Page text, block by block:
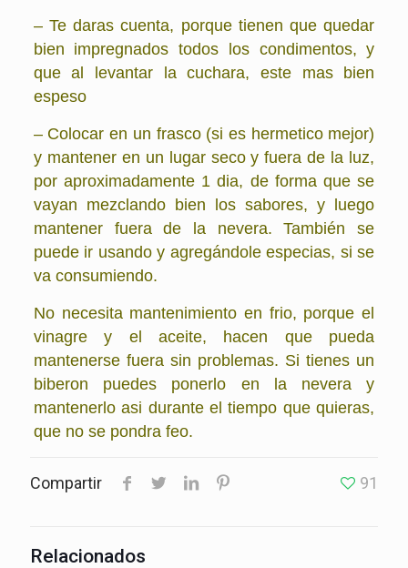
– Te daras cuenta, porque tienen que quedar
bien impregnados todos los condimentos, y
que al levantar la cuchara, este mas bien
espeso
– Colocar en un frasco (si es hermetico mejor)
y mantener en un lugar seco y fuera de la luz,
por aproximadamente 1 dia, de forma que se
vayan mezclando bien los sabores, y luego
mantener fuera de la nevera. También se
puede ir usando y agregándole especias, si se
va consumiendo.
No necesita mantenimiento en frio, porque el
vinagre y el aceite, hacen que pueda
mantenerse fuera sin problemas. Si tienes un
biberon puedes ponerlo en la nevera y
mantenerlo asi durante el tiempo que quieras,
que no se pondra feo.
Compartir 91
Relacionados